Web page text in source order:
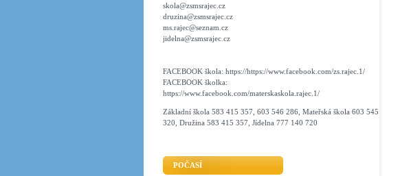
skola@zsmsrajec.cz
druzina@zsmsrajec.cz
ms.rajec@seznam.cz
jidelna@zsmsrajec.cz
FACEBOOK škola: https://https://www.facebook.com/zs.rajec.1/
FACEBOOK školka:
https://www.facebook.com/materskaskola.rajec.1/
Základní škola 583 415 357, 603 546 286, Mateřská škola 603 545
320, Družina 583 415 357, Jídelna 777 140 720
POČASÍ